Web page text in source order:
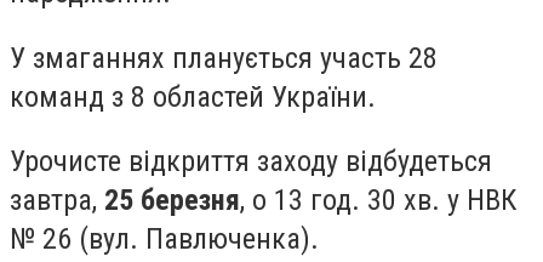
У змаганнях планується участь 28
команд з 8 областей України.
Урочисте відкриття заходу відбудеться
завтра, 25 березня, о 13 год. 30 хв. у НВК
№ 26 (вул. Павлюченка).